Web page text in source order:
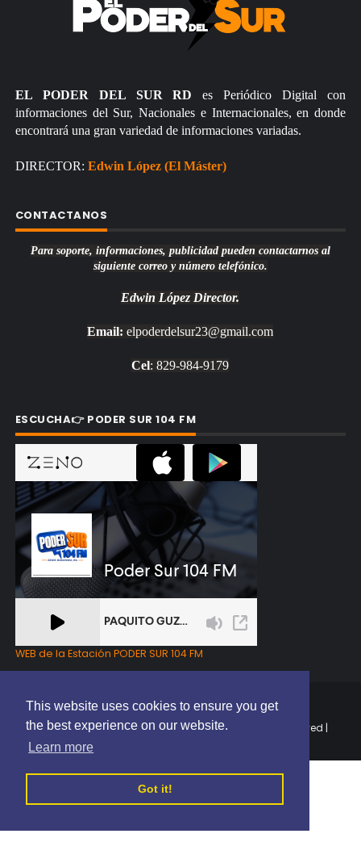
This website uses cookies to ensure you get
the best experience on our website.
Learn more
Got it!
EL PODER DEL SUR RD es Periódico Digital con
informaciones del Sur, Nacionales e Internacionales, en donde
encontrará una gran variedad de informaciones variadas.
DIRECTOR: Edwin López (El Máster)
CONTACTANOS
Para soporte, informaciones, publicidad pueden contactarnos al
siguiente correo y número telefónico.
Edwin López Director.
Email: elpoderdelsur23@gmail.com
Cel: 829-984-9179
ESCUCHA👉 PODER SUR 104 FM
WEB de la Estación PODER SUR 104 FM
Copyright © 2025 | EL PODER DEL SUR RD | All Rights Reserved |